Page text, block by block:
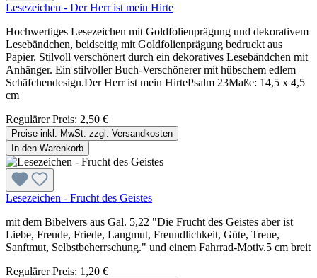
Lesezeichen - Der Herr ist mein Hirte
Hochwertiges Lesezeichen mit Goldfolienprägung und dekorativem
Lesebändchen, beidseitig mit Goldfolienprägung bedruckt aus
Papier. Stilvoll verschönert durch ein dekoratives Lesebändchen mit
Anhänger. Ein stilvoller Buch-Verschönerer mit hübschem edlem
Schäfchendesign.Der Herr ist mein HirtePsalm 23Maße: 14,5 x 4,5
cm
Regulärer Preis: 2,50 €
Preise inkl. MwSt. zzgl. Versandkosten
In den Warenkorb
Lesezeichen - Frucht des Geistes
mit dem Bibelvers aus Gal. 5,22 "Die Frucht des Geistes aber ist
Liebe, Freude, Friede, Langmut, Freundlichkeit, Güte, Treue,
Sanftmut, Selbstbeherrschung." und einem Fahrrad-Motiv.5 cm breit
Regulärer Preis: 1,20 €